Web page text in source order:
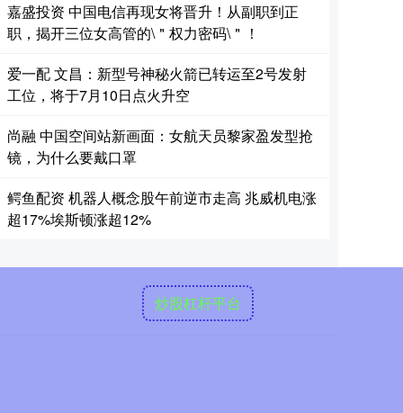
嘉盛投资 中国电信再现女将晋升！从副职到正
职，揭开三位女高管的\＂权力密码\＂！
爱一配 文昌：新型号神秘火箭已转运至2号发射
工位，将于7月10日点火升空
尚融 中国空间站新画面：女航天员黎家盈发型抢
镜，为什么要戴口罩
鳄鱼配资 机器人概念股午前逆市走高 兆威机电涨
超17%埃斯顿涨超12%
炒股杠杆平台